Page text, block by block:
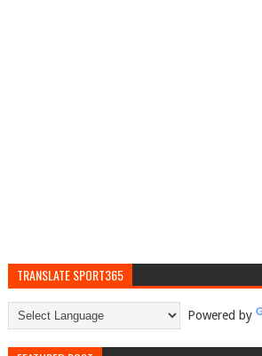
TRANSLATE SPORT365
Powered by